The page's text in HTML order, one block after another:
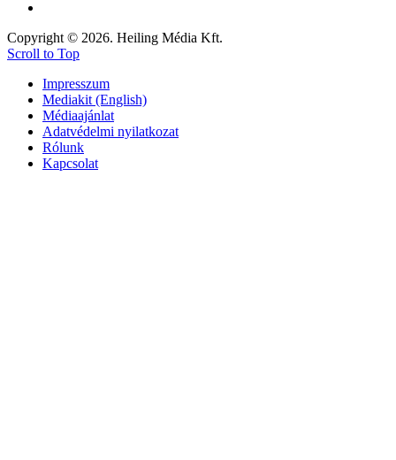
Copyright © 2026. Heiling Média Kft.
Scroll to Top
Impresszum
Mediakit (English)
Médiaajánlat
Adatvédelmi nyilatkozat
Rólunk
Kapcsolat